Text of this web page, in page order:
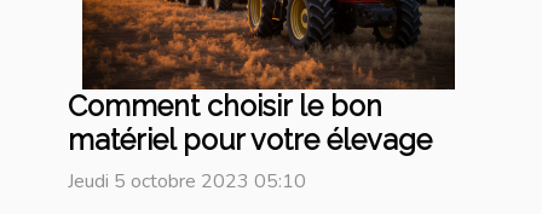
Comment choisir le bon
matériel pour votre élevage
Jeudi 5 octobre 2023 05:10